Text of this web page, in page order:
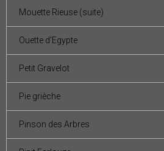
Mouette Rieuse (suite)
Ouette d'Egypte
Petit Gravelot
Pie grièche
Pinson des Arbres